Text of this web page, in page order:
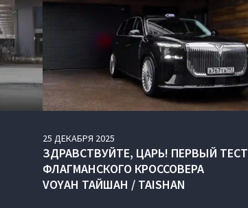
25 ДЕКАБРЯ 2025
ЗДРАВСТВУЙТЕ, ЦАРЬ! ПЕРВЫЙ ТЕСТ
ФЛАГМАНСКОГО КРОССОВЕРА
VOYAH ТАЙШАН / TAISHAN